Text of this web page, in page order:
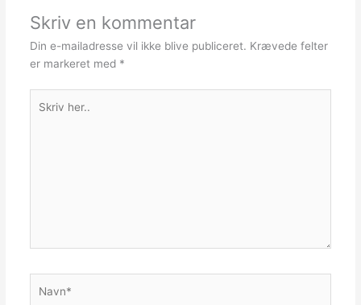
Skriv en kommentar
Din e-mailadresse vil ikke blive publiceret. Krævede felter
er markeret med *
her..